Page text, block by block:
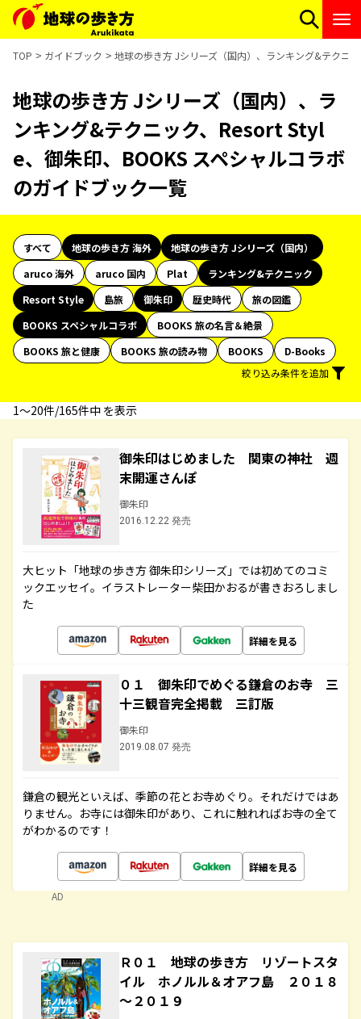
TOP ガイドブック 地球の歩き方 Jシリーズ（国内）、ランキング&テクニ
地球の歩き方 Jシリーズ（国内）、ラ
ンキング&テクニック、Resort Styl
e、御朱印、BOOKS スペシャルコラボ
のガイドブック一覧
すべて 地球の歩き方 海外
地球の歩き方 Jシリーズ（国内）
aruco 海外
aruco 国内 Plat
ランキング&テクニック
Resort Style
島旅 御朱印 歴史時代
旅の図鑑
BOOKS スペシャルコラボ
BOOKS 旅の名言＆絶景
BOOKS 旅と健康
BOOKS 旅の読み物 BOOKS
D-Books
絞り込み条件を追加
1〜20件/165件中 を表示
御朱印はじめました 関東の神社 週
末開運さんぽ
御朱印
2016.12.22 発売
大ヒット「地球の歩き方 御朱印シリーズ」では初めてのコミ
ックエッセイ。イラストレーター柴田かおるが書きおろしまし
た
詳細を見る
０１ 御朱印でめぐる鎌倉のお寺 三
十三観音完全掲載 三訂版
御朱印
2019.08.07 発売
鎌倉の観光といえば、季節の花とお寺めぐり。それだけではあ
りません。お寺には御朱印があり、これに触れればお寺の全て
がわかるのです！
詳細を見る
AD
Ｒ０１ 地球の歩き方 リゾートスタ
イル ホノルル＆オアフ島 ２０１８
～２０１９